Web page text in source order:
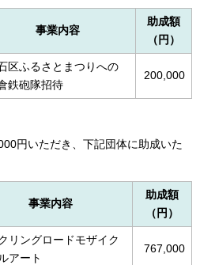
事業内容
助成額
（円）
区ふるさとまつりへの
鉄砲隊招待
200,000
円いただき、下記団体に助成いた
事業内容
助成額
（円）
リングロードモザイク
アート
767,000